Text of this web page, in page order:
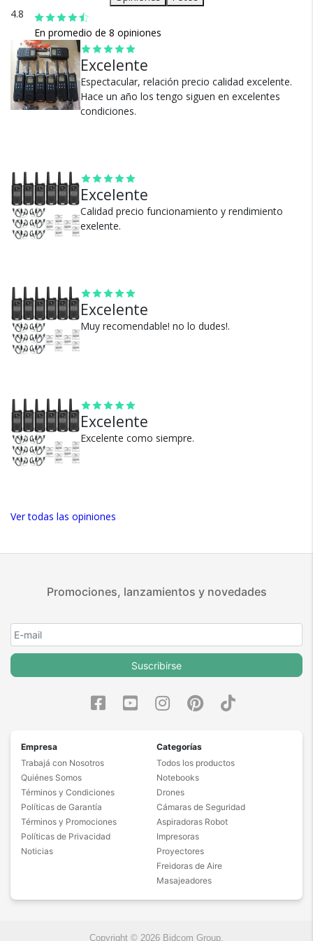
litio de 1400 mAh o 3 baterías alcalinas AA por radio
• Duración de la batería: hasta 18 horas
• Bidireccional
• Con Linterna
• Reloj Dual
• Largo Alcance
4.8
En promedio de 8 opiniones
Excelente
Espectacular, relación precio calidad excelente.
Hace un año los tengo siguen en excelentes
condiciones.
Excelente
Calidad precio funcionamiento y rendimiento
exelente.
Excelente
Muy recomendable! no lo dudes!.
Excelente
Excelente como siempre.
Ver todas las opiniones
Cambios y Devoluciones
seguros?
5 estrellas de 5 en Facebook.
Más de 15.000 comentarios
positivos en todos nuestros
nosotros.
Promociones, lanzamientos y novedades
Suscribirse
Empresa
Trabajá con Nosotros
Quiénes Somos
Términos y Condiciones
Políticas de Garantía
Términos y Promociones
Políticas de Privacidad
Noticias
Categorías
Todos los productos
Notebooks
Drones
Cámaras de Seguridad
Aspiradoras Robot
Impresoras
Proyectores
Freidoras de Aire
Masajeadores
Copyright © 2026 Bidcom Group.